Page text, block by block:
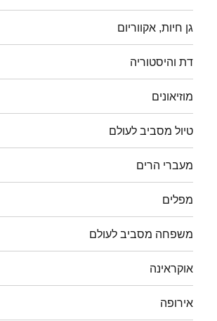
גן חיות, אקווריום
דת והיסטוריה
מוזיאונים
טיול מסביב לעולם
מעברי הרים
מפלים
משפחה מסביב לעולם
אוקראינה
אירופה